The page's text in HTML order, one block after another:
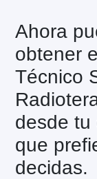
Ahora
obtener
Técnico
desde tu
que
decidas.